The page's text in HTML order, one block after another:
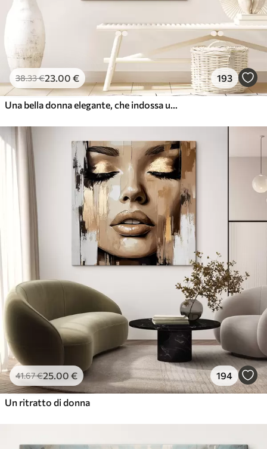
38.33€23.00 € 193
Una bella donna elegante, che indossa una fascia per la testa
41.67€25.00 € 194
Un ritratto di donna